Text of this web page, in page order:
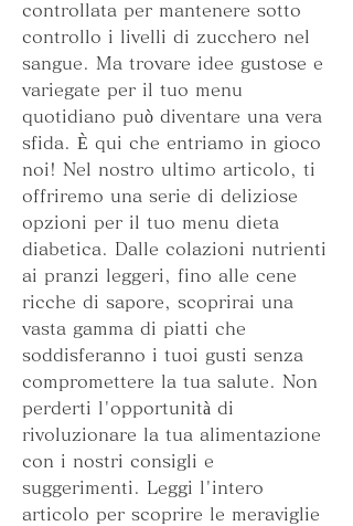
controllata per mantenere sotto
controllo i livelli di zucchero nel
sangue. Ma trovare idee gustose e
variegate per il tuo menu
quotidiano può diventare una vera
sfida. È qui che entriamo in gioco
noi! Nel nostro ultimo articolo, ti
offriremo una serie di deliziose
opzioni per il tuo menu dieta
diabetica. Dalle colazioni nutrienti
ai pranzi leggeri, fino alle cene
ricche di sapore, scoprirai una
vasta gamma di piatti che
soddisferanno i tuoi gusti senza
compromettere la tua salute. Non
perderti l'opportunità di
rivoluzionare la tua alimentazione
con i nostri consigli e
suggerimenti. Leggi l'intero
articolo per scoprire le meraviglie